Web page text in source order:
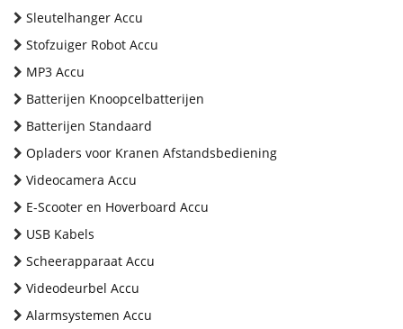
Sleutelhanger Accu
Stofzuiger Robot Accu
MP3 Accu
Batterijen Knoopcelbatterijen
Batterijen Standaard
Opladers voor Kranen Afstandsbediening
Videocamera Accu
E-Scooter en Hoverboard Accu
USB Kabels
Scheerapparaat Accu
Videodeurbel Accu
Alarmsystemen Accu